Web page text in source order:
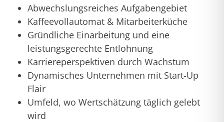
Abwechslungsreiches Aufgabengebiet
Kaffeevollautomat & Mitarbeiterküche
Gründliche Einarbeitung und eine
leistungsgerechte Entlohnung
Karriereperspektiven durch Wachstum
Dynamisches Unternehmen mit Start-Up
Flair
Umfeld, wo Wertschätzung täglich gelebt
wird